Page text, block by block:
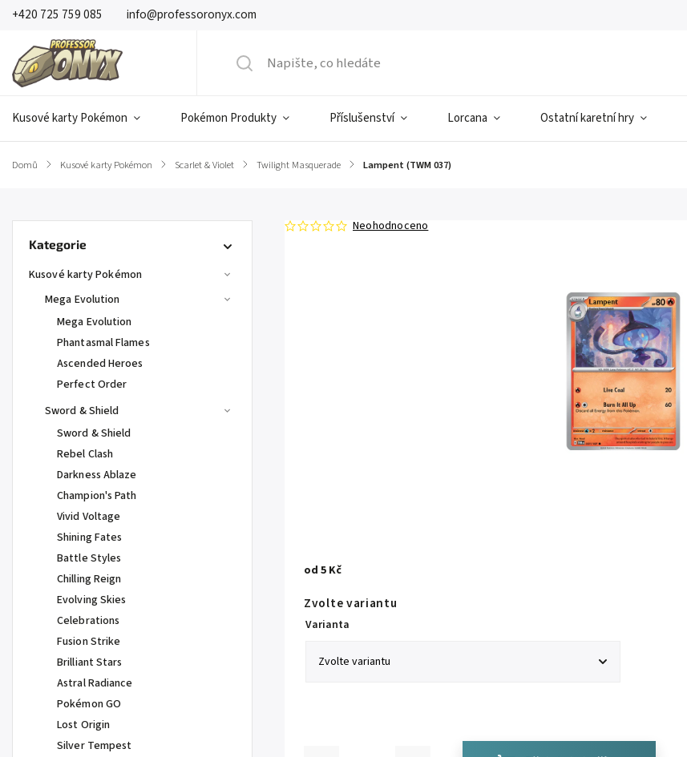
+420 725 759 085 info@professoronyx.com
Kusové karty Pokémon Pokémon Produkty Příslušenství Lorcana Ostatní karetní hry
Domů / Kusové karty Pokémon / Scarlet & Violet / Twilight Masquerade / Lampent (TWM 037)
Kategorie
Kusové karty Pokémon
Mega Evolution
Mega Evolution
Phantasmal Flames
Ascended Heroes
Perfect Order
Sword & Shield
Sword & Shield
Rebel Clash
Darkness Ablaze
Champion's Path
Vivid Voltage
Shining Fates
Battle Styles
Chilling Reign
Evolving Skies
Celebrations
Fusion Strike
Brilliant Stars
Astral Radiance
Pokémon GO
Lost Origin
Silver Tempest
Neohodnoceno
od 5 Kč
Zvolte variantu
Varianta